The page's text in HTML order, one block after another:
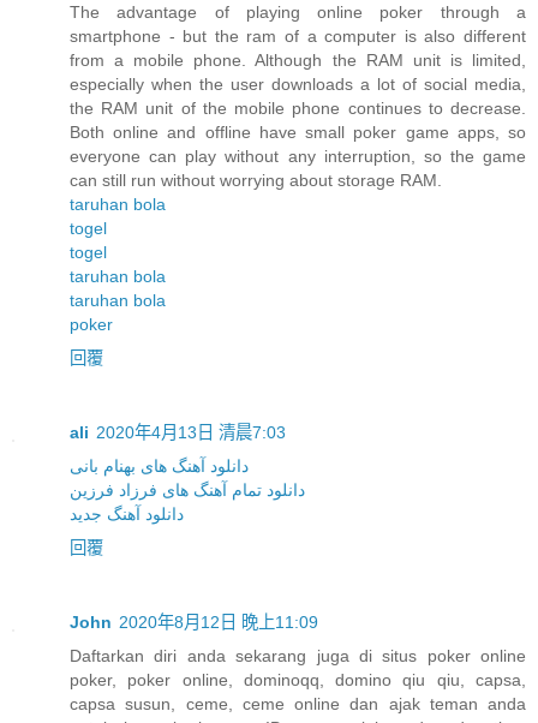
The advantage of playing online poker through a
smartphone - but the ram of a computer is also different
from a mobile phone. Although the RAM unit is limited,
especially when the user downloads a lot of social media,
the RAM unit of the mobile phone continues to decrease.
Both online and offline have small poker game apps, so
everyone can play without any interruption, so the game
can still run without worrying about storage RAM.
taruhan bola
togel
togel
taruhan bola
taruhan bola
poker
回覆
ali 2020年4月13日 清晨7:03
دانلود آهنگ های بهنام بانی
دانلود تمام آهنگ های فرزاد فرزین
دانلود آهنگ جدید
回覆
John 2020年8月12日 晚上11:09
Daftarkan diri anda sekarang juga di situs poker online
poker, poker online, dominoqq, domino qiu qiu, capsa,
capsa susun, ceme, ceme online dan ajak teman anda